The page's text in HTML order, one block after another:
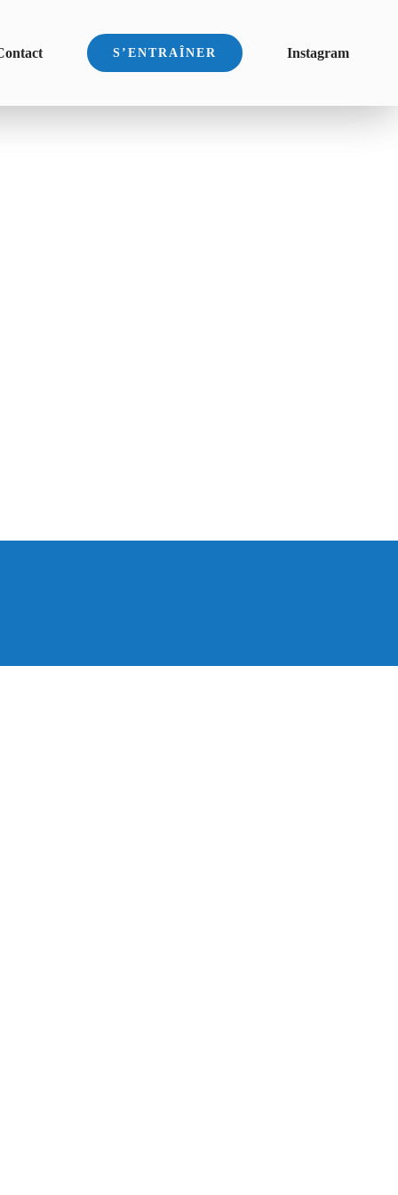
S’ENTRAÎNER Instagram